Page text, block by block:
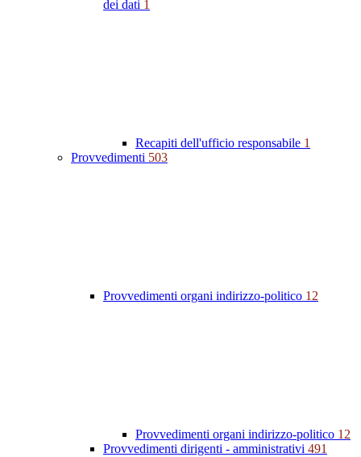
dei dati 1
Recapiti dell'ufficio responsabile 1
Provvedimenti 503
Provvedimenti organi indirizzo-politico 12
Provvedimenti organi indirizzo-politico 12
Provvedimenti dirigenti - amministrativi 491